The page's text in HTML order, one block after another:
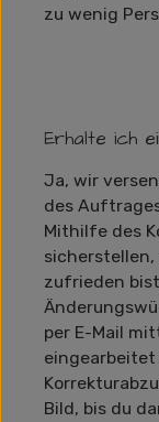
zu wenig
Erhalte ich
Ja, wir
des
Mithilfe des
zufrieden
per E-Mail
Bild, bis du